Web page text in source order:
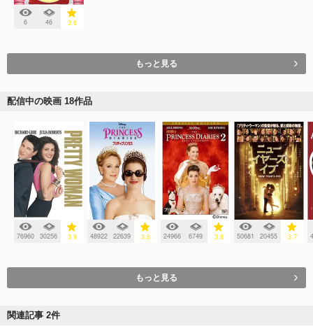
6 46 3.6
もっと見る
配信中の映画 18作品
76960 30256 3.9 48922 22639 3.8 24966 6749 3.8 50681 20455 3.7
もっと見る
関連記事 2件